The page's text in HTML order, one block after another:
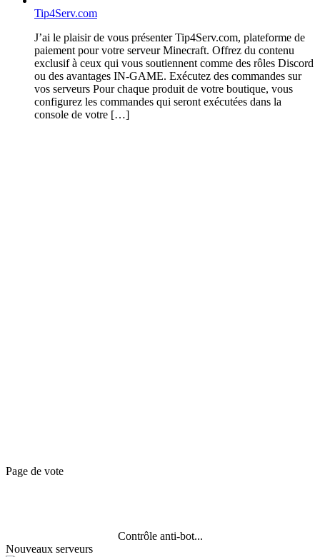
Tip4Serv.com
J’ai le plaisir de vous présenter Tip4Serv.com, plateforme de
paiement pour votre serveur Minecraft. Offrez du contenu
exclusif à ceux qui vous soutiennent comme des rôles Discord
ou des avantages IN-GAME. Exécutez des commandes sur
vos serveurs Pour chaque produit de votre boutique, vous
configurez les commandes qui seront exécutées dans la
console de votre […]
Page de vote
Contrôle anti-bot...
Nouveaux serveurs